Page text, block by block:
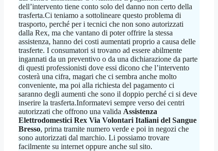
dell’intervento tiene conto solo del danno non certo della
trasferta.Ci teniamo a sottolineare questo problema di
trasporto, perché per i tecnici che non sono autorizzati
dalla Rex, ma che vantano di poter offrire la stessa
assistenza, hanno dei costi aumentati proprio a causa delle
trasferte. I consumatori si trovano ad essere abilmente
ingannati da un preventivo o da una dichiarazione da parte
di questi professionisti dove essi dicono che l’intervento
costerà una cifra, magari che ci sembra anche molto
conveniente, ma poi alla richiesta del pagamento ci
saranno degli aumenti che sono il doppio perché ci si deve
inserire la trasferta.Informatevi sempre verso dei centri
autorizzati che offrono una valida Assistenza
Elettrodomestici Rex Via Volontari Italiani del Sangue
Bresso, prima tramite numero verde e poi in negozi che
sono autorizzati dal marchio. Li possiamo trovare
facilmente su internet oppure anche sul sito.